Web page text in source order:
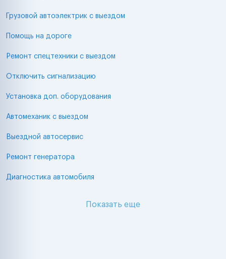
Грузовой автоэлектрик с выездом
Помощь на дороге
Ремонт спецтехники с выездом
Отключить сигнализацию
Установка доп. оборудования
Автомеханик с выездом
Выездной автосервис
Ремонт генератора
Диагностика автомобиля
Показать еще